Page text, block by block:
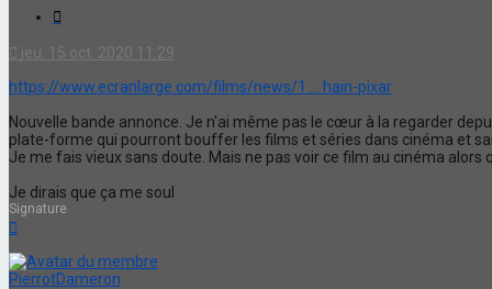
jeu. 15 oct. 2020 11:29
https://www.ecranlarge.com/films/news/1 ... hain-pixar
Nouvelle bande annonce. Je n'ai même pas le cœur à la regarder
plate-forme qui pourront bouffer les films et séries dans cinéma et
Je me fais vieux sans doute. Mais ne pas voir ce film au cinéma
Je dirais que ça me soul
Signature
PierrotDameron